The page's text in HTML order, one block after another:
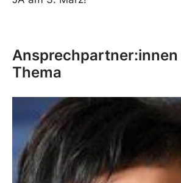
Ansprechpartner:innen
Thema